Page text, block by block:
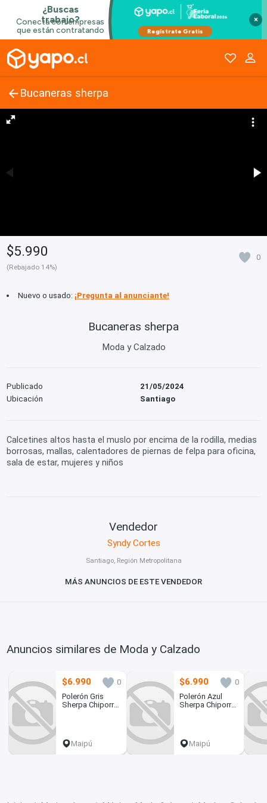
×
Bucaneras sherpa
$5.990
(Rebajado 14%)
0
Nuevo o usado: ¡Pregunta al anunciante!
Bucaneras sherpa
Moda y Calzado
Publicado
21/05/2024
Ubicación
Santiago
Calcetines altos hasta el muslo por encima de la rodilla, medias
borrosas, mallas, calentadores de piernas de felpa para oficina,
sala de estar, mujeres y niños
Vendedor
Syndy Cortes
Santiago, Región Metropolitana
MÁS ANUNCIOS DE ESTE VENDEDOR
Anuncios similares de Moda y Calzado
$6.990
0
Polerón Gris
Sherpa Chiporro
Maipú
$6.990
0
Polerón Azul
Sherpa Chiporro
Maipú